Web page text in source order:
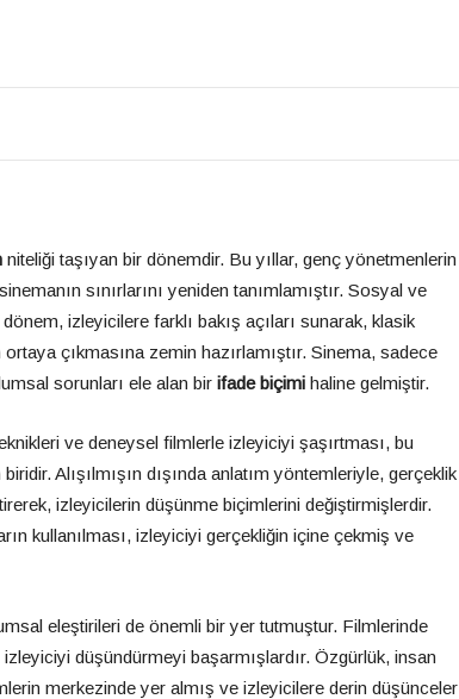
niteliği taşıyan bir dönemdir. Bu yıllar, genç yönetmenlerin
sınırlarını yeniden tanımlamıştır. Sosyal ve
izleyicilere farklı bakış açıları sunarak, klasik
çıkmasına zemin hazırlamıştır. Sinema, sadece
sorunları ele alan bir ifade biçimihaline gelmiştir.
ve deneysel filmlerle izleyiciyi şaşırtması, bu
Alışılmışın dışında anlatım yöntemleriyle, gerçeklik
izleyicilerin düşünme biçimlerini değiştirmişlerdir.
kullanılması, izleyiciyi gerçekliğin içine çekmiş ve
eleştirileri de önemli bir yer tutmuştur. Filmlerinde
düşündürmeyi başarmışlardır. Özgürlük, insan
merkezinde yer almış ve izleyicilere derin düşünceler